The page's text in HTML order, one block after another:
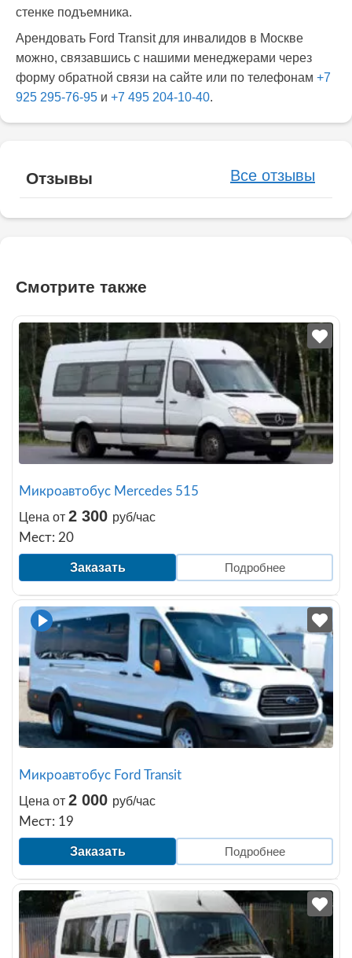
стенке подъемника.
Арендовать Ford Transit для инвалидов в Москве
можно, связавшись с нашими менеджерами через
форму обратной связи на сайте или по телефонам +7
925 295-76-95 и +7 495 204-10-40.
Отзывы Все отзывы
Смотрите также
Микроавтобус Mercedes 515
Цена от 2 300 руб/час
Мест: 20
Заказать Подробнее
Микроавтобус Ford Transit
Цена от 2 000 руб/час
Мест: 19
Заказать Подробнее